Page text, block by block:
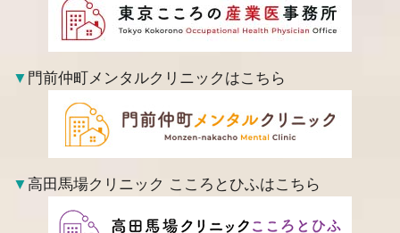
▼ 門前仲町メンタルクリニックはこちら
▼高田馬場クリニック こころとひふはこちら